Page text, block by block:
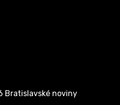
Bratislavské noviny